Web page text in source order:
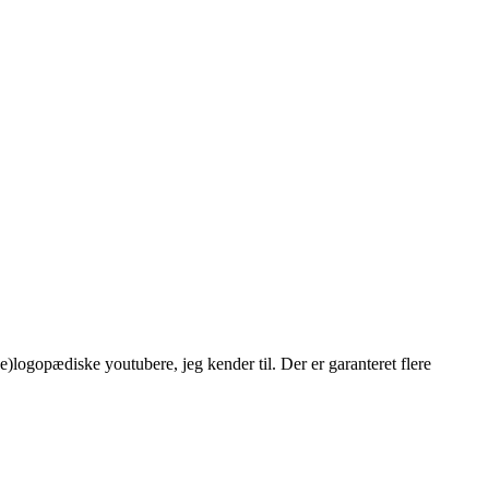
youtubere, jeg kender til. Der er garanteret flere